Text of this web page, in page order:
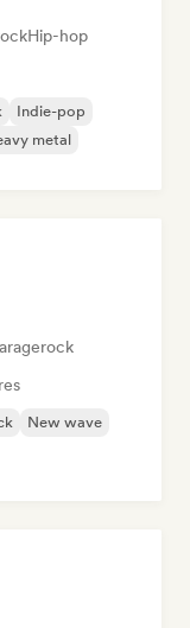
Hip-hop
Indie-pop
metal
New wave